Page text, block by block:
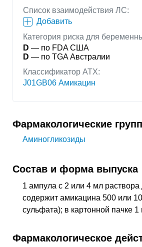
Список взаимодействия ЛС:
Добавить
Категория риска для
D — по FDA США
D — по TGA Австралии
Классификатор АТХ:
J01GB06 Амикацин
Фармакологические
Аминогликозиды
Состав и форма выпуска
1 ампула с 2 или 4 мл раствора
содержит амикацина 500 или
сульфата); в картонной пачке 1
Фармакологическое